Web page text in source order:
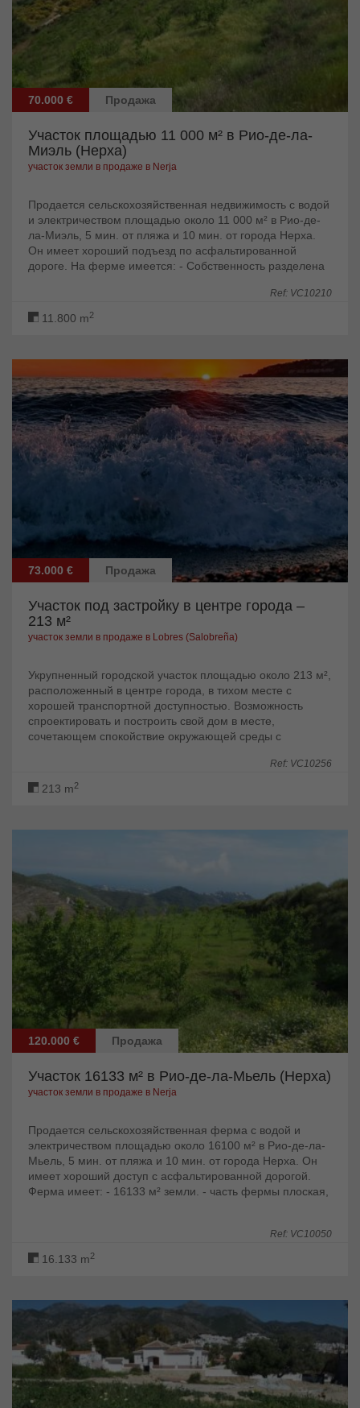
70.000 € Продажа
Участок площадью 11 000 м² в Рио-де-ла-
Миэль (Нерха)
участок земли в продаже в Nerja
Продается сельскохозяйственная недвижимость с водой
и электричеством площадью около 11 000 м² в Рио-де-
ла-Миэль, 5 мин. от пляжа и 10 мин. от города Нерха.
Он имеет хороший подъезд по асфальтированной
дороге. На ферме имеется: - Собственность разделена
Ref: VC10210
11.800 m2
73.000 € Продажа
Участок под застройку в центре города –
213 м²
участок земли в продаже в Lobres (Salobreña)
Укрупненный городской участок площадью около 213 м²,
расположенный в центре города, в тихом месте с
хорошей транспортной доступностью. Возможность
спроектировать и построить свой дом в месте,
сочетающем спокойствие окружающей среды с
Ref: VC10256
213 m2
120.000 € Продажа
Участок 16133 м² в Рио-де-ла-Мьель (Нерха)
участок земли в продаже в Nerja
Продается сельскохозяйственная ферма с водой и
электричеством площадью около 16100 м² в Рио-де-ла-
Мьель, 5 мин. от пляжа и 10 мин. от города Нерха. Он
имеет хороший доступ с асфальтированной дорогой.
Ферма имеет: - 16133 м² земли. - часть фермы плоская,
Ref: VC10050
16.133 m2